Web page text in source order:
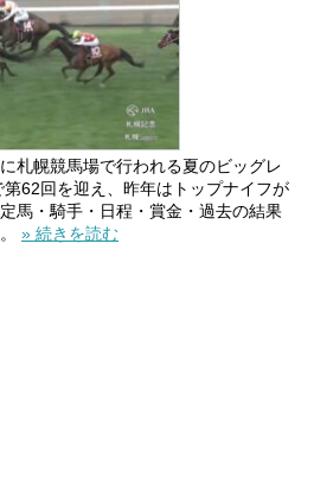
札幌競馬場で行われる夏のビッグレ
62回を迎え、昨年はトップナイフが
馬・騎手・日程・賞金・過去の結果
» 続きを読む